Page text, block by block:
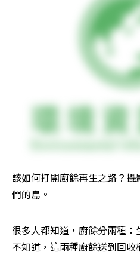
該如何打開廚餘再生之路？
們的島。
很多人都知道，廚餘分兩種
不知道，這兩種廚餘送到回